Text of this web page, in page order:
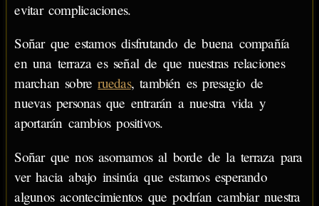
evitar complicaciones.
Soñar que estamos disfrutando de buena compañía
en una terraza es señal de que nuestras relaciones
marchan sobreruedas, también es presagio de
nuevas personas que entrarán a nuestra vida y
aportarán cambios positivos.
Soñar que nos asomamos al borde de la terraza para
ver hacia abajo insinúa que estamos esperando
algunos acontecimientos que podrían cambiar nuestra